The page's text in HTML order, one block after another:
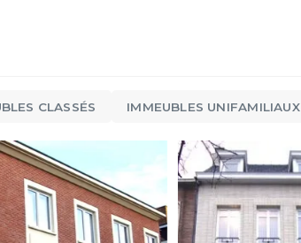
CLASSÉS IMMEUBLES UNIFAMILIAUX